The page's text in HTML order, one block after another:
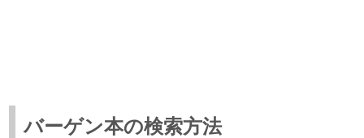
バーゲン本の検索方法